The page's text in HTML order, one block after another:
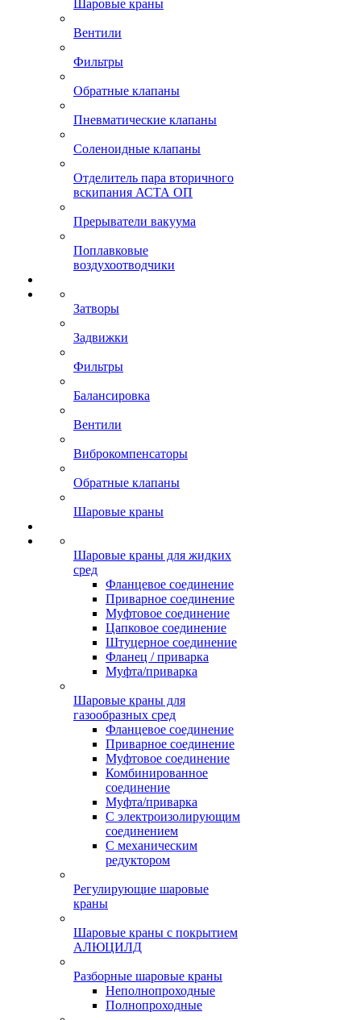
Шаровые краны
Вентили
Фильтры
Обратные клапаны
Пневматические клапаны
Соленоидные клапаны
Отделитель пара вторичного
вскипания АСТА ОП
Прерыватели вакуума
Поплавковые
воздухоотводчики
Затворы
Задвижки
Фильтры
Балансировка
Вентили
Виброкомпенсаторы
Обратные клапаны
Шаровые краны
Шаровые краны для жидких
сред
Фланцевое соединение
Приварное соединение
Муфтовое соединение
Цапковое соединение
Штуцерное соединение
Фланец / приварка
Муфта/приварка
Шаровые краны для
газообразных сред
Фланцевое соединение
Приварное соединение
Муфтовое соединение
Комбинированное
соединение
Муфта/приварка
С электроизолирующим
соединением
С механическим
редуктором
Регулирующие шаровые
краны
Шаровые краны с покрытием
АЛЮЦИЛД
Разборные шаровые краны
Неполнопроходные
Полнопроходные